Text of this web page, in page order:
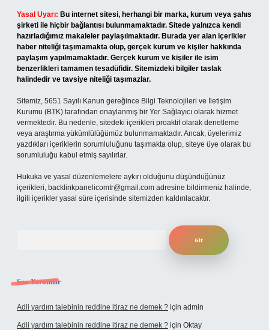
Yasal Uyarı: Bu internet sitesi, herhangi bir marka, kurum veya şahıs
şirketi ile hiçbir bağlantısı bulunmamaktadır. Sitede yalnızca kendi
hazırladığımız makaleler paylaşılmaktadır. Burada yer alan içerikler
haber niteliği taşımamakta olup, gerçek kurum ve kişiler hakkında
paylaşım yapılmamaktadır. Gerçek kurum ve kişiler ile isim
benzerlikleri tamamen tesadüfidir. Sitemizdeki bilgiler taslak
halindedir ve tavsiye niteliği taşımazlar.
Sitemiz, 5651 Sayılı Kanun gereğince Bilgi Teknolojileri ve İletişim
Kurumu (BTK) tarafından onaylanmış bir Yer Sağlayıcı olarak hizmet
vermektedir. Bu nedenle, sitedeki içerikleri proaktif olarak denetleme
veya araştırma yükümlülüğümüz bulunmamaktadır. Ancak, üyelerimiz
yazdıkları içeriklerin sorumluluğunu taşımakta olup, siteye üye olarak bu
sorumluluğu kabul etmiş sayılırlar.
Hukuka ve yasal düzenlemelere aykırı olduğunu düşündüğünüz
içerikleri, backlinkpanelicomtr@gmail.com adresine bildirmeniz halinde,
ilgili içerikler yasal süre içerisinde sitemizden kaldırılacaktır.
Son Yorumlar
Adli yardım talebinin reddine itiraz ne demek ? için admin
Adli yardım talebinin reddine itiraz ne demek ? için Oktay